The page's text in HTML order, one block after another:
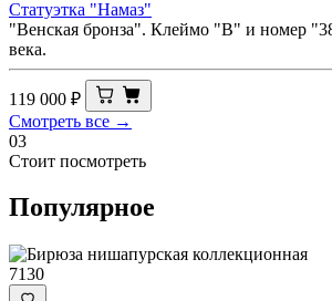
Статуэтка "Намаз"
"Венская бронза". Клеймо "В" и номер
века.
119 000 ₽
Смотреть все →
03
Стоит посмотреть
Популярное
7130